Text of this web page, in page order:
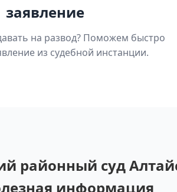
заявление
на развод? Поможем быстро
из судебной инстанции.
районный суд
информация